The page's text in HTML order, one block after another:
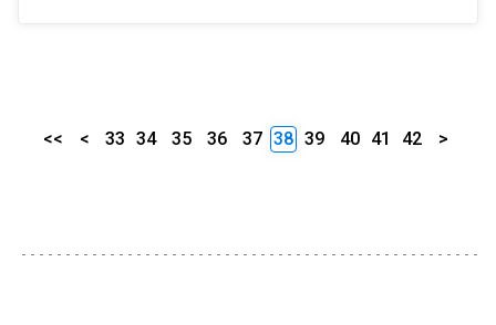
<< < 33 34 35 36 37 38 39 40 41 42 >